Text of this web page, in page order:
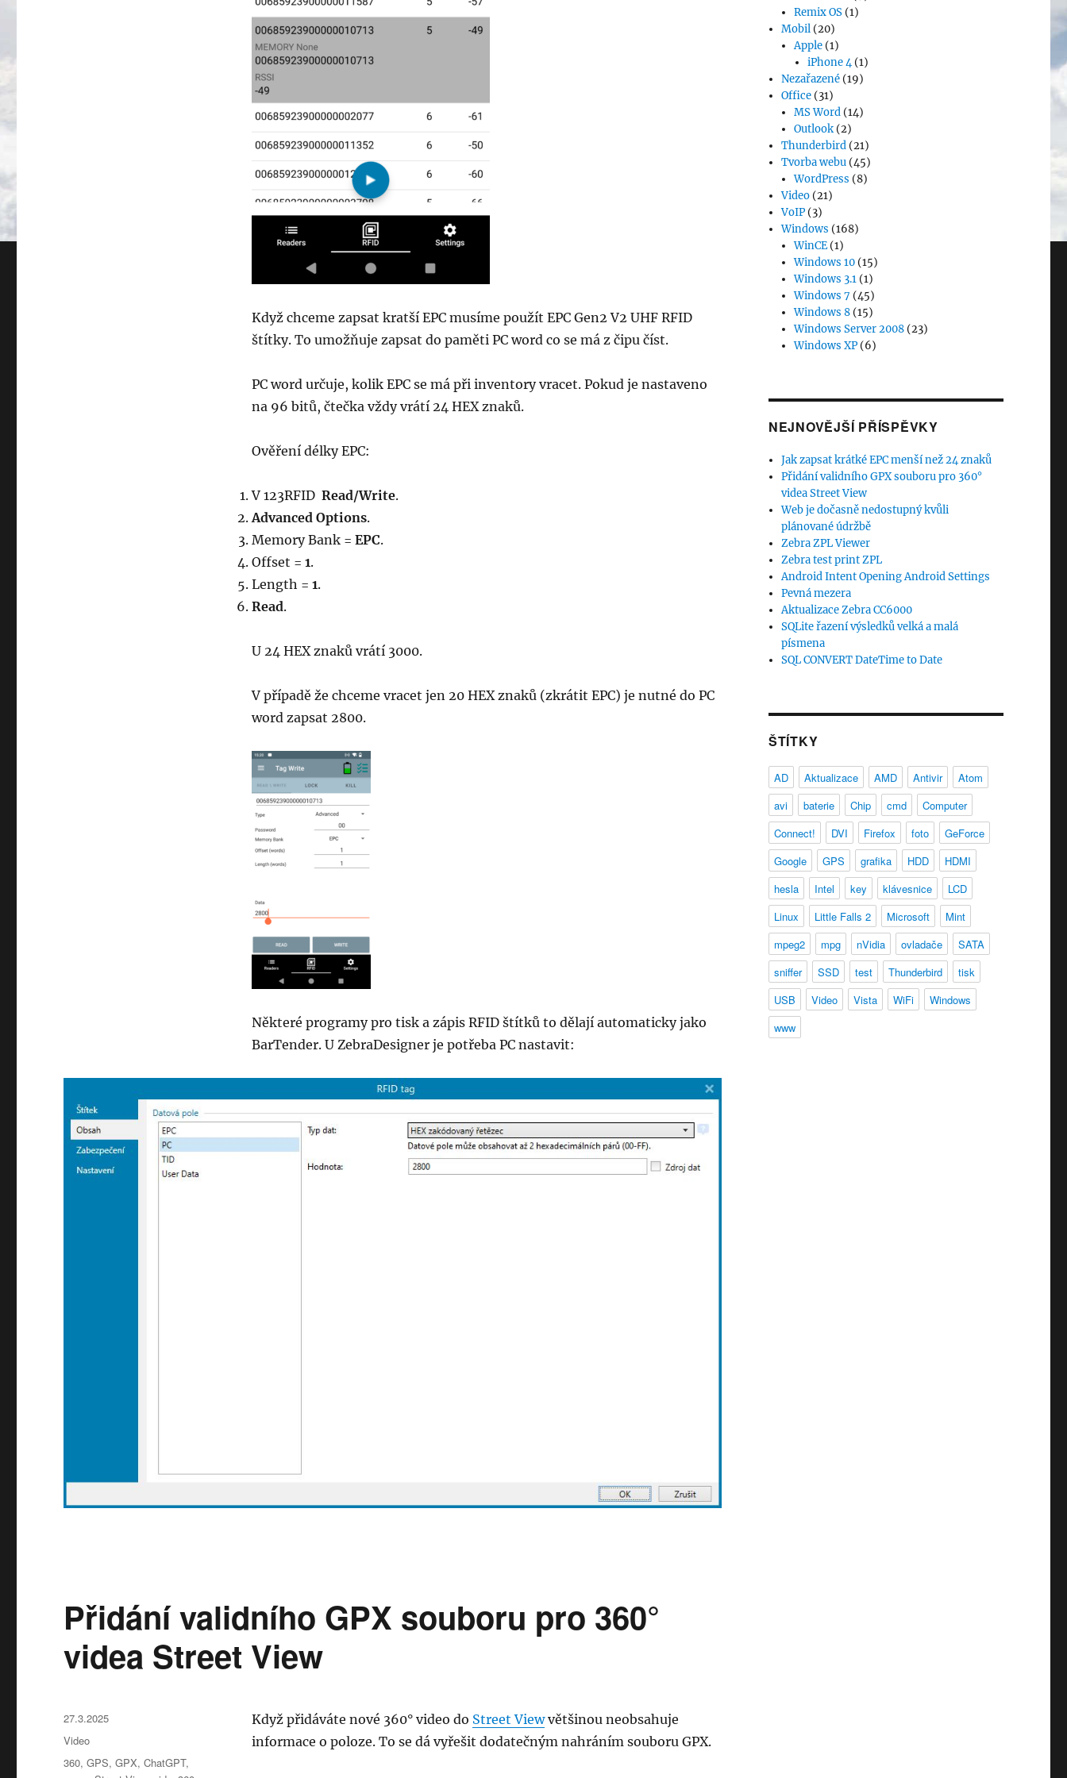
Když chceme zapsat kratší EPC musíme použít EPC Gen2 V2 UHF RFID
štítky. To umožňuje zapsat do paměti PC word co se má z čipu číst.
PC word určuje, kolik EPC se má při inventory vracet. Pokud je nastaveno
na 96 bitů, čtečka vždy vrátí 24 HEX znaků.
Ověření délky EPC:
V 123RFID Read/Write.
Advanced Options.
Memory Bank = EPC.
Offset = 1.
Length = 1.
Read.
U 24 HEX znaků vrátí 3000.
V případě že chceme vracet jen 20 HEX znaků (zkrátit EPC) je nutné do PC
word zapsat 2800.
Některé programy pro tisk a zápis RFID štítků to dělají automaticky jako
BarTender. U ZebraDesigner je potřeba PC nastavit:
Přidání validního GPX souboru pro 360°
videa Street View
Když přidáváte nové 360° video do Street Viewvětšinou neobsahuje
informace o poloze. To se dá vyřešit dodatečným nahráním souboru GPX.
Publikováno:
27.3.2025
Rubriky:
Video
Štítky:
360,GPS,GPX,ChatGPT,
Remix OS (1)
Mobil (20)
Apple (1)
iPhone 4(1)
Nezařazené (19)
Office (31)
MS Word (14)
Outlook (2)
Thunderbird (21)
Tvorba webu (45)
WordPress (8)
Video (21)
VoIP (3)
Windows (168)
WinCE (1)
Windows 10 (15)
Windows 3.1 (1)
Windows 7 (45)
Windows 8 (15)
Windows Server 2008 (23)
Windows XP (6)
NEJNOVĚJŠÍ PŘÍSPĚVKY
Jak zapsat krátké EPC menší než 24 znaků
Přidání validního GPX souboru pro 360°
videa Street View
Web je dočasně nedostupný kvůli
plánované údržbě
Zebra ZPL Viewer
Zebra test print ZPL
Android Intent Opening Android Settings
Pevná mezera
Aktualizace Zebra CC6000
SQLite řazení výsledků velká a malá
písmena
SQL CONVERT DateTime to Date
ŠTÍTKY
AD Aktualizace AMD Antivir
Atom
avi
baterie Chip cmd
Computer
Connect!
DVI Firefox foto
GeForce
Google
GPS grafika HDD
HDMI
hesla
Intel key klávesnice
LCD
Linux
Little Falls 2 Microsoft
Mint
mpeg2
mpg nVidia ovladače
SATA
sniffer
SSD test Thunderbird
tisk
USB
Video Vista WiFi
Windows
www